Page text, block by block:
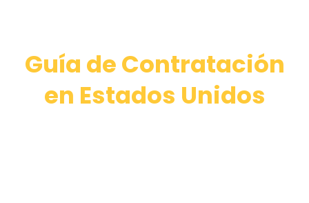
Guía de Contratación
en Estados Unidos